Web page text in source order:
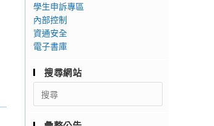
學生申訴專區
內部控制
資通安全
電子書庫
搜尋網站
Search
for: